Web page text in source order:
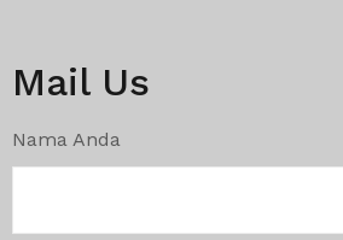
Mail Us
Nama Anda